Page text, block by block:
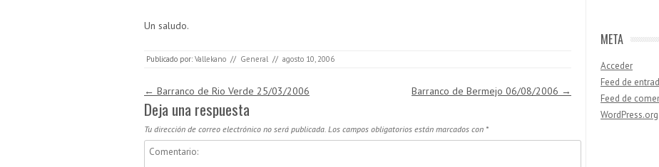
Un saludo.
Publicado por: Vallekano // General // agosto 10, 2006
Navegación de entradas
← Barranco de Rio Verde 25/03/2006 Barranco de Bermejo 06/08/2006 →
Deja una respuesta
Tu dirección de correo electrónico no será publicada. Los campos obligatorios están marcados con *
META
Acceder
Feed de
Feed de
WordPress.org